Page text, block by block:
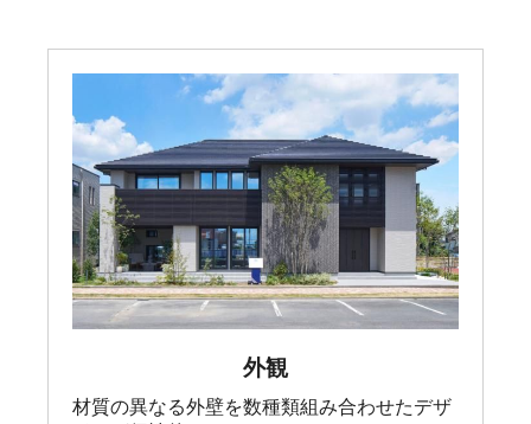
外観
材質の異なる外壁を数種類組み合わせたデザ